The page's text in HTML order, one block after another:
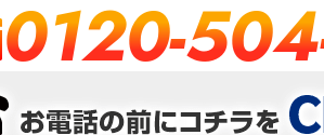
0120-